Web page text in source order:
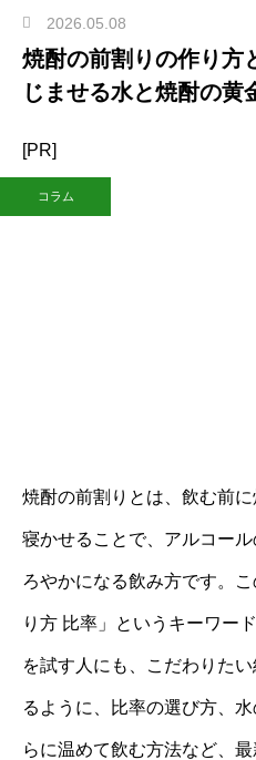
2026.05.08
焼酎の前割りの作り方
じませる水と焼酎の黄
[PR]
コラム
焼酎の前割りとは、飲む前
寝かせることで、アルコー
ろやかになる飲み方です。
り方 比率」というキーワー
を試す人にも、こだわりた
るように、比率の選び方、
らに温めて飲む方法など、